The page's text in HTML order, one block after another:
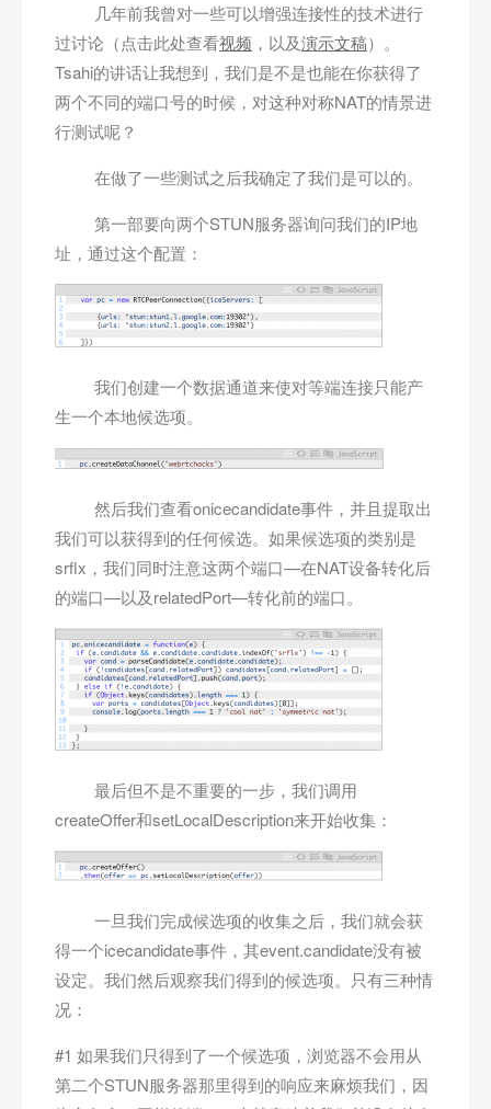
几年前我曾对一些可以增强连接性的技术进行
过讨论（点击此处查看视频 ，以及演示文稿）。
Tsahi的讲话让我想到，我们是不是也能在你获得了
两个不同的端口号的时候，对这种对称NAT的情景进
行测试呢？
在做了一些测试之后我确定了我们是可以的。
第一部要向两个STUN服务器询问我们的IP地
址，通过这个配置：
我们创建一个数据通道来使对等端连接只能产
生一个本地候选项。
然后我们查看onicecandidate事件，并且提取出
我们可以获得到的任何候选。如果候选项的类别是
srflx，我们同时注意这两个端口—在NAT设备转化后
的端口—以及relatedPort—转化前的端口。
最后但不是不重要的一步，我们调用
createOffer和setLocalDescription来开始收集：
一旦我们完成候选项的收集之后，我们就会获
得一个icecandidate事件，其event.candidate没有被
设定。我们然后观察我们得到的候选项。只有三种情
况：
#1 如果我们只得到了一个候选项，浏览器不会用从
第二个STUN服务器那里得到的响应来麻烦我们，因